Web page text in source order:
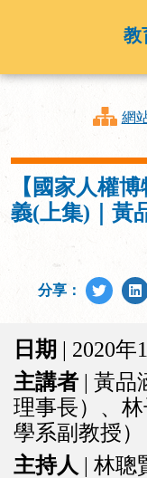
教
網
【國家人權
義(上集)｜黃
分享：
日期 | 2020年
主講者 | 黃品
理事長）、
學系副教授）
主持人 | 林聰